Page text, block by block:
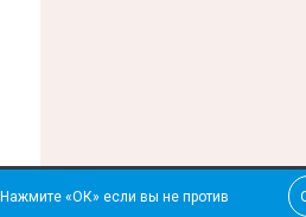
«ОК» если вы не против